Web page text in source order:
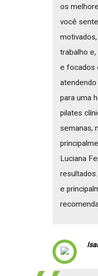
os
você
trabalho
e focados
para uma
pilates
semanas,
Luciana
e